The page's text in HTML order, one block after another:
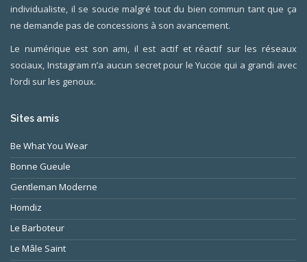
individualiste, il se soucie malgré tout du bien commun tant que ça
ne demande pas de concessions à son avancement.
Le numérique est son ami, il est actif et réactif sur les réseaux
sociaux, Instagram n’a aucun secret pour le Yuccie qui a grandi avec
l’ordi sur les genoux.
Sites amis
Be What You Wear
Bonne Gueule
Gentleman Moderne
Homdiz
Le Barboteur
Le Mâle Saint